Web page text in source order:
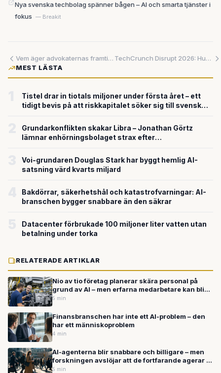
Nya svenska techbolag spänner bågen – AI och smarta tjänster i
fokus — Breakit
Vem äger advokaternas framtid? OpenAI kastar sig in i kampen om juridikens mjukvarumarknad
TechCrunch Disrupt 2026: Hur vinner du när alla andra satsar på AI?
MEST LÄSTA
Tistel drar in tiotals miljoner under första året – ett
tidigt bevis på att riskkapitalet söker sig till svensk
Grundarkonflikten skakar Libra – Jonathan Görtz
lämnar enhörningsbolaget strax efter
Voi-grundaren Douglas Stark har byggt hemlig AI-
satsning värd kvarts miljard
Bakdörrar, säkerhetshål och katastrofvarningar: AI-
branschen bygger snabbare än den säkrar
Datacenter förbrukade 100 miljoner liter vatten utan
betalning under torka
RELATERADE ARTIKLAR
Nio av tio företag planerar skära personal på
grund av AI – men erfarna medarbetare kan bli
vinnarna
5 min
Finansbranschen har inte ett AI-problem – den
har ett människoproblem
4 min
AI-agenterna blir snabbare och billigare – men
forskningen avslöjar att de fortfarande agerar i
blindo
5 min